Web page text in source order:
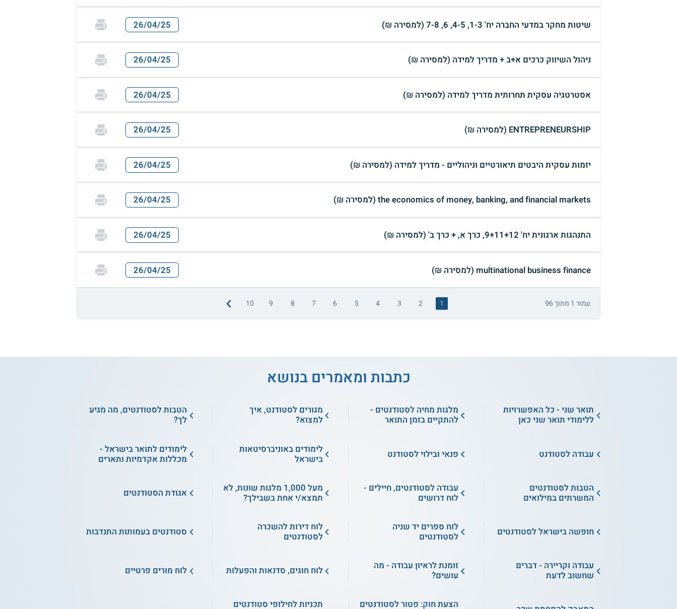
שיטות מחקר במדעי החברה יח' 1-3, 4-5, 6, 7-8 (למסירה ₪) 26/04/25
ניהול השיווק כרכים א+ב + מדריך למידה (למסירה ₪) 26/04/25
אסטרטגיה עסקית תחרותית מדריך למידה (למסירה ₪) 26/04/25
ENTREPRENEURSHIP (למסירה ₪) 26/04/25
יזמות עסקית היבטים תיאורטיים וניהוליים - מדריך למידה (למסירה ₪) 26/04/25
the economics of money, banking, and financial markets (למסירה ₪) 26/04/25
התנהגות ארגונית יח' 9+11+12, כרך א, + כרך ב' (למסירה ₪) 26/04/25
multinational business finance (למסירה ₪) 26/04/25
עמוד 1 מתוך 96 1
2
3
4
5
6
7
8
9
10
כתבות ומאמרים בנושא
תואר שני - כל האפשרויות
ללימודי תואר שני כאן
מלגות מחיה לסטודנטים -
להתקיים בזמן התואר
מגורים לסטודנט, איך
למצוא?
הטבות לסטודנטים, מה מגיע
לך?
עבודה לסטודנט פנאי ובילוי לסטודנט
לימודים באוניברסיטאות
בישראל
לימודים לתואר בישראל -
מכללות אקדמיות ותארים
הטבות לסטודנטים
המשרתים במילואים
עבודה לסטודנטים, חיילים -
לוח דרושים
מעל 1,000 מלגות שונות, לא
תמצא/י אחת בשבילך?
אגודת הסטודנטים
חופשה בישראל לסטודנטים
לוח ספרים יד שניה
לסטודנטים
לוח דירות להשכרה
לסטודנטים
סטודנטים בעמותות התנדבות
עבודה וקריירה - דברים
שחשוב לדעת
זומנת לראיון עבודה - מה
עושים?
לוח חוגים, סדנאות והפעלות לוח מורים פרטיים
הצעת חוק: פטור לסטודנטים
תכניות לחילופי סטודנטים